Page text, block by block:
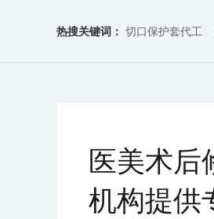
热搜关键词： 切口保护套代工
医美术后
机构提供